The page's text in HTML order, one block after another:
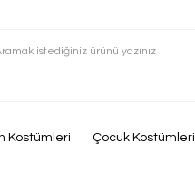
Kostümleri Çocuk Kostümleri